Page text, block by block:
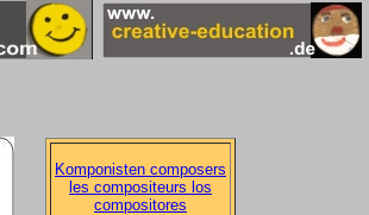
Komponisten composers
les compositeurs los
compositores